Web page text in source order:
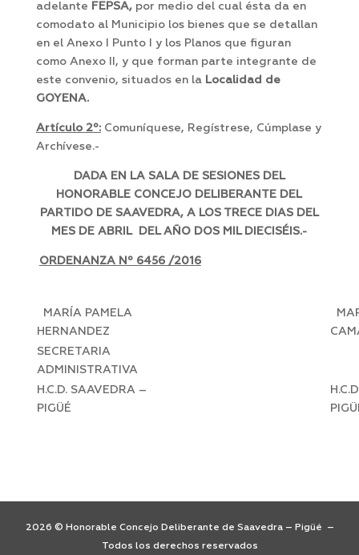
adelante FEPSA, por medio del cual ésta da en
comodato al Municipio los bienes que se detallan
en el Anexo I Punto I y los Planos que figuran
como Anexo II, y que forman parte integrante de
este convenio, situados en la Localidad de
GOYENA.
Artículo2º:Comuníquese, Regístrese, Cúmplase y
Archívese.-
DADA EN LA SALA DE SESIONES DEL
HONORABLE CONCEJO DELIBERANTE DEL
PARTIDO DE SAAVEDRA, A LOS TRECE DIAS DEL
MES DE ABRIL DEL AÑO DOS MIL DIECISÉIS.-
ORDENANZA Nº 6456 /2016
MARÍA PAMELA
HERNANDEZ
SECRETARIA
ADMINISTRATIVA
H.C.D. SAAVEDRA –
PIGÜÉ
2026 © Honorable Concejo Deliberante de Saavedra – Pigüé –
Todos los derechos reservados